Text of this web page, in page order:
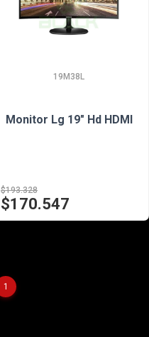
19M38L
Monitor Lg 19" Hd HDMI
$193.328
$170.547
1